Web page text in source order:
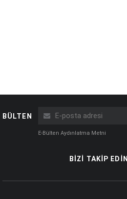
BÜLTEN
E-Bülten Aydınlatma Metni
BİZİ TAKİP EDİN